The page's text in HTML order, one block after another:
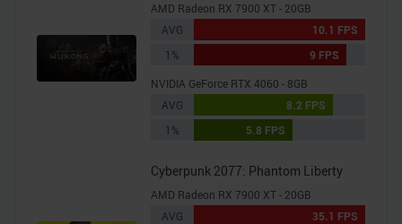
AMD Radeon RX 7900 XT - 20GB
AVG
10.1 FPS
1%
9 FPS
NVIDIA GeForce RTX 4060 - 8GB
AVG
8.2 FPS
1%
5.8 FPS
Cyberpunk 2077: Phantom Liberty
AMD Radeon RX 7900 XT - 20GB
AVG
35.1 FPS